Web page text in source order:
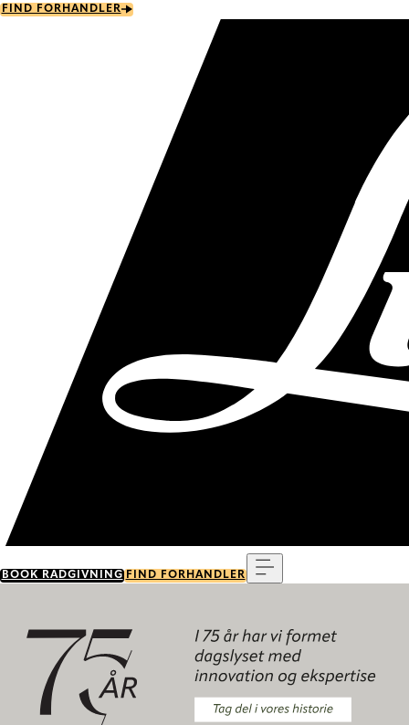
Skip
FIND FORHANDLER
BOOK RÅDGIVNING FIND FORHANDLER